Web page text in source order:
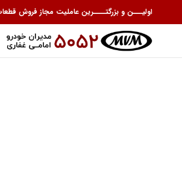
اولیـــن و بزرگتــــرین عاملیت مجاز فروش